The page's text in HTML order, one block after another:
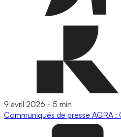
9 avril 2026 - 5 min
Communiqués de presse AGRA :